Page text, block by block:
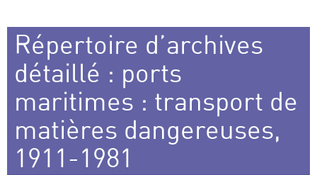
Répertoire d’archives
détaillé : ports
maritimes : transport de
matières dangereuses,
1911-1981